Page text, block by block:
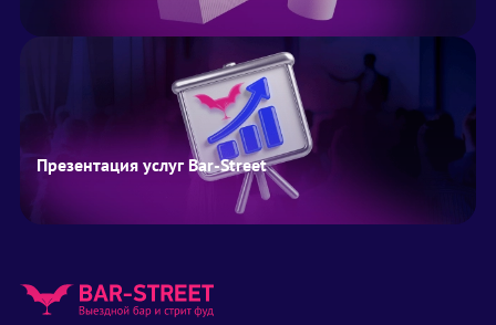
Презентация услуг Bar-Street